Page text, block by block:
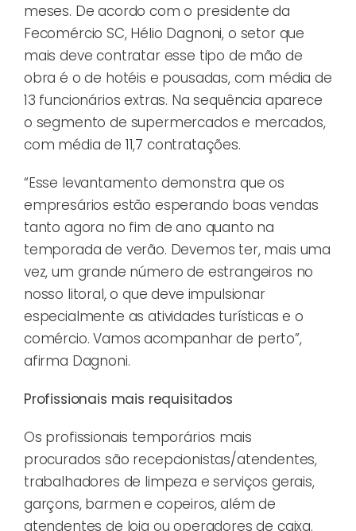
meses. De acordo com o presidente da
Fecomércio SC, Hélio Dagnoni, o setor que
mais deve contratar esse tipo de mão de
obra é o de hotéis e pousadas, com média de
13 funcionários extras. Na sequência aparece
o segmento de supermercados e mercados,
com média de 11,7 contratações.
“Esse levantamento demonstra que os
empresários estão esperando boas vendas
tanto agora no fim de ano quanto na
temporada de verão. Devemos ter, mais uma
vez, um grande número de estrangeiros no
nosso litoral, o que deve impulsionar
especialmente as atividades turísticas e o
comércio. Vamos acompanhar de perto”,
afirma Dagnoni.
Profissionais mais requisitados
Os profissionais temporários mais
procurados são recepcionistas/atendentes,
trabalhadores de limpeza e serviços gerais,
garçons, barmen e copeiros, além de
atendentes de loja ou operadores de caixa.